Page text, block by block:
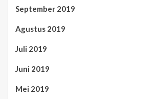
September 2019
Agustus 2019
Juli 2019
Juni 2019
Mei 2019